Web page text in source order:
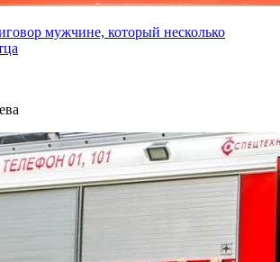
мужчине, который несколько